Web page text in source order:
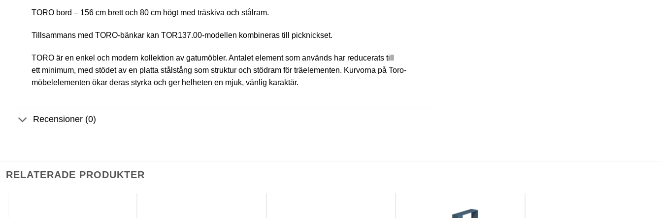
TORO bord – 156 cm brett och 80 cm högt med träskiva och stålram.
Tillsammans med TORO-bänkar kan TOR137.00-modellen kombineras till picknickset.
TORO är en enkel och modern kollektion av gatumöbler. Antalet element som används har reducerats till
ett minimum, med stödet av en platta stålstång som struktur och stödram för träelementen. Kurvorna på Toro-
möbelelementen ökar deras styrka och ger helheten en mjuk, vänlig karaktär.
Recensioner (0)
RELATERADE PRODUKTER